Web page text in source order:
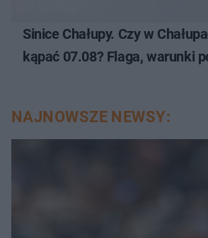
Sinice Chałupy. Czy w
kąpać 07.08? Flaga, warunki
NAJNOWSZE NEWSY: